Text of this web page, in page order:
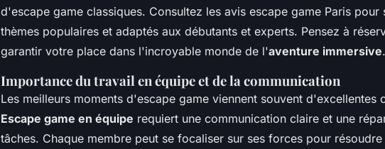
d'escape game classiques. Consultez les avis escape game Paris pour
thèmes populaires et adaptés aux débutants et experts. Pensez à
garantir votre place dans l'incroyable monde de l'aventure immersive.
Importance du travail en équipe et de la communication
Les meilleurs moments d'escape game viennent souvent d'excellentes
Escape game en équipe requiert une communication claire et une
tâches. Chaque membre peut se focaliser sur ses forces pour